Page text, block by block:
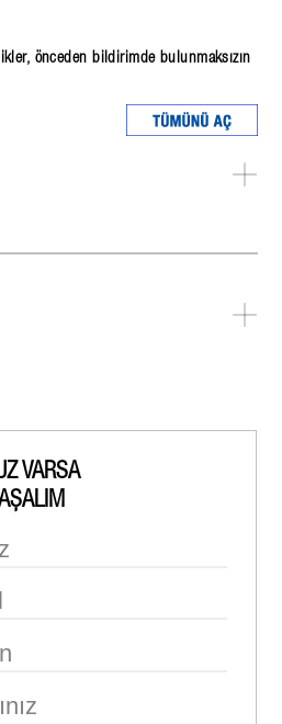
önceden bildirimde bulunmaksızın
VARSA